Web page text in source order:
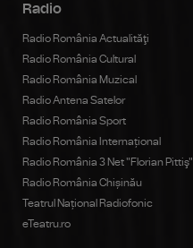
Radio
Radio România Actualităţi
Radio România Cultural
Radio România Muzical
Radio Antena Satelor
Radio România Sport
Radio România Internațional
Radio România 3 Net "Florian Pittiş"
Radio România Chișinău
Teatrul Național Radiofonic
eTeatru.ro